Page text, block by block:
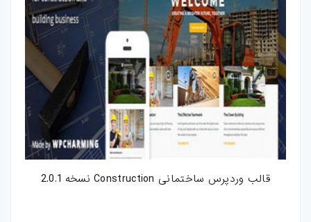
استایل-فتوشاپ
پریست-لایتروم
اسکریپت
اسکریپت-php
قالب وردپرس ساختمانی Construction نسخه 2.0.1